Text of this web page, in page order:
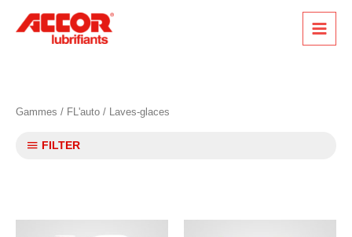
Gammes / FL'auto / Laves-glaces
FILTER